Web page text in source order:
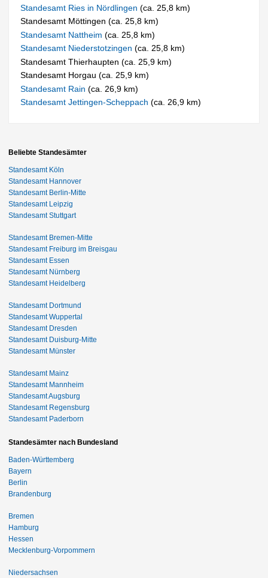
Standesamt Ries in Nördlingen(ca. 25,8 km)
Standesamt Möttingen (ca. 25,8 km)
Standesamt Nattheim(ca. 25,8 km)
Standesamt Niederstotzingen(ca. 25,8 km)
Standesamt Thierhaupten (ca. 25,9 km)
Standesamt Horgau (ca. 25,9 km)
Standesamt Rain(ca. 26,9 km)
Standesamt Jettingen-Scheppach(ca. 26,9 km)
Beliebte Standesämter
Standesamt Köln
Standesamt Hannover
Standesamt Berlin-Mitte
Standesamt Leipzig
Standesamt Stuttgart
Standesamt Bremen-Mitte
Standesamt Freiburg im Breisgau
Standesamt Essen
Standesamt Nürnberg
Standesamt Heidelberg
Standesamt Dortmund
Standesamt Wuppertal
Standesamt Dresden
Standesamt Duisburg-Mitte
Standesamt Münster
Standesamt Mainz
Standesamt Mannheim
Standesamt Augsburg
Standesamt Regensburg
Standesamt Paderborn
Standesämter nach Bundesland
Baden-Württemberg
Bayern
Berlin
Brandenburg
Bremen
Hamburg
Hessen
Mecklenburg-Vorpommern
Niedersachsen